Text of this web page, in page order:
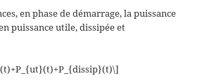
en phase de démarrage, la puissance
puissance utile, dissipée et